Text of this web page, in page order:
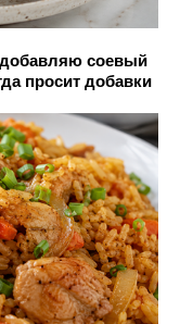
добавляю соевый
просит добавки